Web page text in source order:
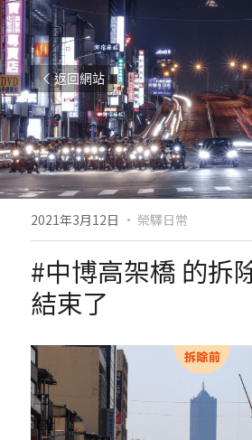
返回網站
2021年3月12日 · 榮驛日常
#中博高架橋 的拆
結束了